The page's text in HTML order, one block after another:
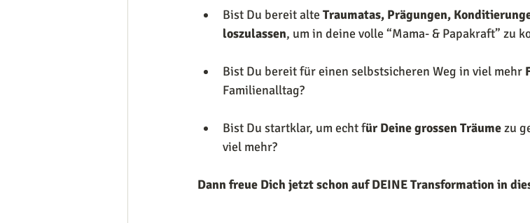
Bist Du bereit alte Traumatas, Prägungen,
loszulassen, um in deine volle “Mama- & Papakraft” zu
Bist Du bereit für einen selbstsicheren Weg in viel mehr
Familienalltag?
Bist Du startklar, um echt für Deine grossen Träume zu
viel mehr?
Dann freue Dich jetzt schon auf DEINE Transformation in